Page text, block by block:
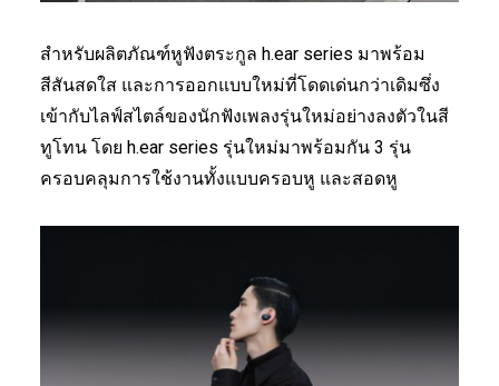
สำหรับผลิตภัณฑ์หูฟังตระกูล h.ear series มาพร้อม
สีสันสดใส และการออกแบบใหม่ที่โดดเด่นกว่าเดิมซึ่ง
เข้ากับไลฟ์สไตล์ของนักฟังเพลงรุ่นใหม่อย่างลงตัวในสี
ทูโทน โดย h.ear series รุ่นใหม่มาพร้อมกัน 3 รุ่น
ครอบคลุมการใช้งานทั้งแบบครอบหู และสอดหู